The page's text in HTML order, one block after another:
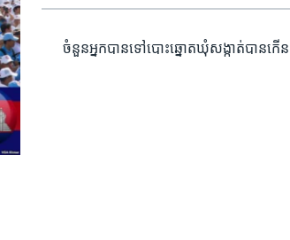
ចំនួន​អ្នក​បាន​ទៅ​បោះឆ្នោត​ឃុំ​សង្កាត់​បាន​ក